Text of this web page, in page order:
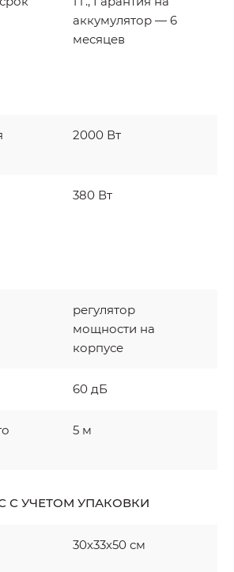
аккумулятор — 6
месяцев
2000 Вт
380 Вт
регулятор
мощности на
корпусе
60 дБ
5 м
С УЧЕТОМ УПАКОВКИ
30х33х50 см